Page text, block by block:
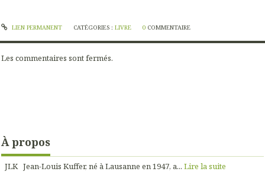
LIEN PERMANENT CATÉGORIES : LIVRE 0 COMMENTAIRE
Les commentaires sont fermés.
À propos
JLK Jean-Louis Kuffer, né à Lausanne en 1947, a... Lire la suite